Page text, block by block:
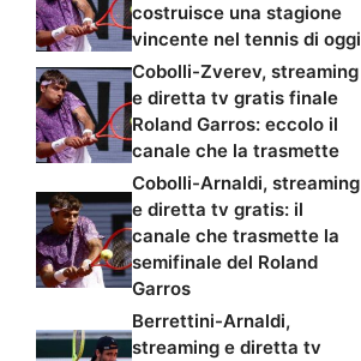
costruisce una stagione
vincente nel tennis di oggi
Cobolli-Zverev, streaming
e diretta tv gratis finale
Roland Garros: eccolo il
canale che la trasmette
Cobolli-Arnaldi, streaming
e diretta tv gratis: il
canale che trasmette la
semifinale del Roland
Garros
Berrettini-Arnaldi,
streaming e diretta tv